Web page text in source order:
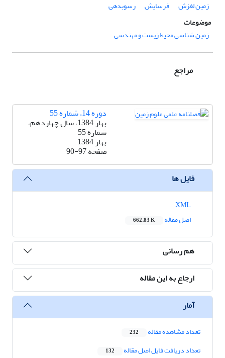
زمین لغزش
فرسایش
رسوبدهی
موضوعات
زمین شناسی محیط زیست و مهندسی
مراجع
دوره 14، شماره 55
بهار 1384، سال چهاردهم،
شماره 55
بهار 1384
صفحه90-97
فایل ها
اصل مقاله
662.83 K
هم رسانی
ارجاع به این مقاله
آمار
تعداد مشاهده مقاله 232
تعداد دریافت فایل اصل مقاله 132